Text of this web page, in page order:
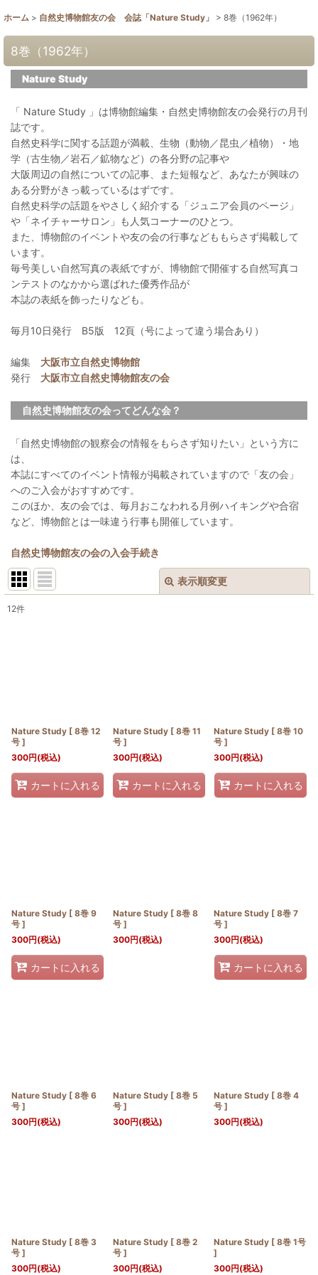
ホーム > 自然史博物館友の会 会誌「Nature Study」 > 8巻（1962年）
8巻（1962年）
Nature Study
「 Nature Study 」は博物館編集・自然史博物館友の会発行の月刊
誌です。
自然史科学に関する話題が満載、生物（動物／昆虫／植物）・地
学（古生物／岩石／鉱物など）の各分野の記事や
大阪周辺の自然についての記事、また短報など、あなたが興味の
ある分野がきっ載っているはずです。
自然史科学の話題をやさしく紹介する「ジュニア会員のページ」
や「ネイチャーサロン」も人気コーナーのひとつ。
また、博物館のイベントや友の会の行事などももらさず掲載して
います。
毎号美しい自然写真の表紙ですが、博物館で開催する自然写真コ
ンテストのなかから選ばれた優秀作品が
本誌の表紙を飾ったりなども。
毎月10日発行 B5版 12頁（号によって違う場合あり）
編集 大阪市立自然史博物館
発行 大阪市立自然史博物館友の会
自然史博物館友の会ってどんな会？
「自然史博物館の観察会の情報をもらさず知りたい」という方に
は、
本誌にすべてのイベント情報が掲載されていますので「友の会」
へのご入会がおすすめです。
このほか、友の会では、毎月おこなわれる月例ハイキングや合宿
など、博物館とは一味違う行事も開催しています。
自然史博物館友の会の入会手続き
表示順変更
12件
Nature Study [ 8巻 12
号 ]
300円(税込)
カートに入れる
Nature Study [ 8巻 11
号 ]
300円(税込)
カートに入れる
Nature Study [ 8巻 10
号 ]
300円(税込)
カートに入れる
Nature Study [ 8巻 9
号 ]
300円(税込)
カートに入れる
Nature Study [ 8巻 8
号 ]
300円(税込)
Nature Study [ 8巻 7
号 ]
300円(税込)
カートに入れる
Nature Study [ 8巻 6
号 ]
300円(税込)
Nature Study [ 8巻 5
号 ]
300円(税込)
Nature Study [ 8巻 4
号 ]
300円(税込)
Nature Study [ 8巻 3
号 ]
300円(税込)
Nature Study [ 8巻 2
号 ]
300円(税込)
Nature Study [ 8巻 1号
]
300円(税込)